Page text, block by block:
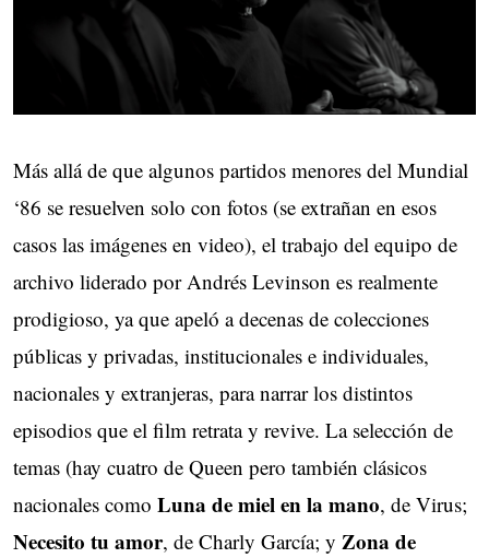
Más allá de que algunos partidos menores del Mundial
‘86 se resuelven solo con fotos (se extrañan en esos
casos las imágenes en video), el trabajo del equipo de
archivo liderado por Andrés Levinson es realmente
prodigioso, ya que apeló a decenas de colecciones
públicas y privadas, institucionales e individuales,
nacionales y extranjeras, para narrar los distintos
episodios que el film retrata y revive. La selección de
temas (hay cuatro de Queen pero también clásicos
nacionales como Luna de miel en la mano, de Virus;
Necesito tu amor, de Charly García; y Zona de